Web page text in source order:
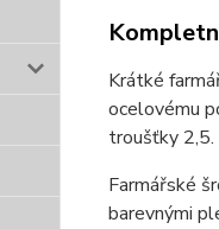
Krátké
ocelovému
troušťky 2,5.
Farmářské
barevnými